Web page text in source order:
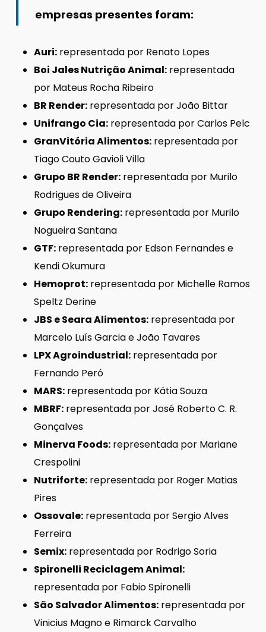
empresas presentes foram:
Auri:representada por Renato Lopes
Boi Jales Nutrição Animal:representada
por Mateus Rocha Ribeiro
BR Render:representada por João Bittar
Unifrango Cia:representada por Carlos Pelc
GranVitória Alimentos:representada por
Tiago Couto Gavioli Villa
Grupo BR Render:representada por Murilo
Rodrigues de Oliveira
Grupo Rendering:representada por Murilo
Nogueira Santana
GTF:representada por Edson Fernandes e
Kendi Okumura
Hemoprot:representada por Michelle Ramos
Speltz Derine
JBS e Seara Alimentos:representada por
Marcelo Luís Garcia e João Tavares
LPX Agroindustrial:representada por
Fernando Peró
MARS:representada por Kátia Souza
MBRF:representada por José Roberto C. R.
Gonçalves
Minerva Foods:representada por Mariane
Crespolini
Nutriforte:representada por Roger Matias
Pires
Ossovale:representada por Sergio Alves
Ferreira
Semix:representada por Rodrigo Soria
Spironelli Reciclagem Animal:
representada por Fabio Spironelli
São Salvador Alimentos:representada por
Vinicius Magno e Rimarck Carvalho